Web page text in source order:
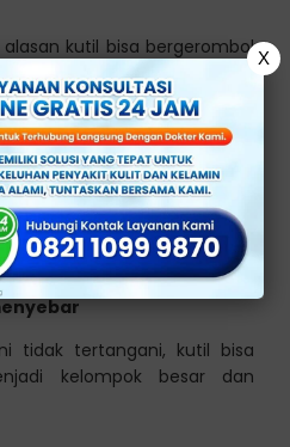
kutil bisa bergerombol
antara lain:
memicu pertumbuhan
menurun, sehingga virus
perawatan medis,
tumbuh seiring waktu
memicu kutil
tidak tertangani, kutil bisa
kelompok besar dan
X